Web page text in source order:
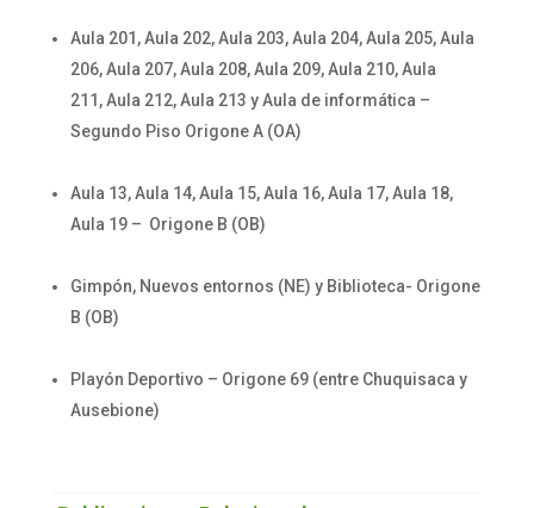
Aula 201, Aula 202, Aula 203, Aula 204, Aula 205, Aula
206, Aula 207, Aula 208, Aula 209, Aula 210, Aula
211, Aula 212, Aula 213 y Aula de informática –
Segundo Piso Origone A (OA)
Aula 13, Aula 14, Aula 15, Aula 16, Aula 17, Aula 18,
Aula 19 – Origone B (OB)
Gimpón, Nuevos entornos (NE) y Biblioteca- Origone
B (OB)
Playón Deportivo – Origone 69 (entre Chuquisaca y
Ausebione)